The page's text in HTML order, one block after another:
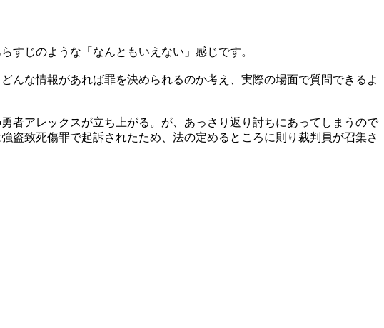
すじのような「なんともいえない」感じです。
な情報があれば罪を決められるのか考え、実際の場面で質問できるよ
アレックスが立ち上がる。が、あっさり返り討ちにあってしまうので
盗致死傷罪で起訴されたため、法の定めるところに則り裁判員が召集さ